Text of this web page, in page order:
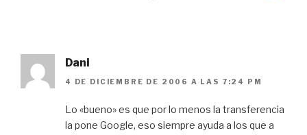
Dani
4 DE DICIEMBRE DE 2006 A LAS 7:24 PM
Lo «bueno» es que por lo menos la transferencia
la pone Google, eso siempre ayuda a los que a